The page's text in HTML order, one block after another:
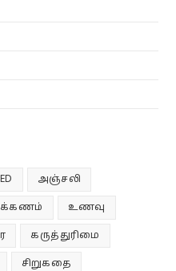
அஞ்சலி
உணவு
கருத்துரிமை
சிறுகதை